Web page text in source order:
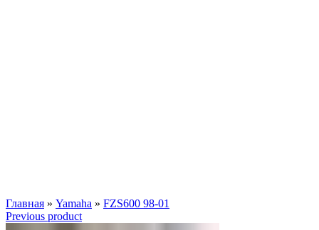
Главная » Yamaha » FZS600 98-01
Previous product